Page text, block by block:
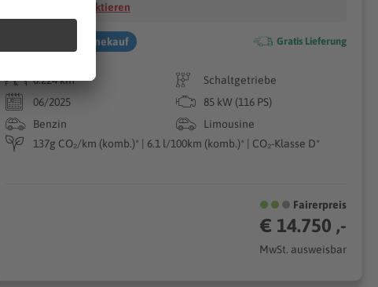
Händler kontaktieren
onlinekauf Gratis Lieferung
6.224 km
Schaltgetriebe
06/2025
85 kW (116 PS)
Benzin
Limousine
137g CO₂/km (komb.)* | 6.1 l/100km (komb.)* | CO₂-Klasse D*
Fairerpreis
€ 14.750 ,-
MwSt. ausweisbar